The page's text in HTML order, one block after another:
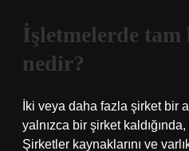
İşletmelerde tam
nedir?
İki veya daha fazla şirket bir
yalnızca bir şirket
Şirketler kaynaklarını ve